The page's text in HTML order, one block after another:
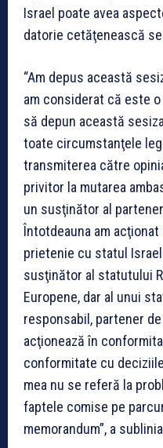
Israel poate avea
datorie cetăţenească
“Am depus această
am considerat că este
să depun această
toate circumstanţele
transmiterea către
privitor la mutarea
un susţinător al
Întotdeauna am
prietenie cu statul
susţinător al statutului
Europene, dar al unui
responsabil, partener
acţionează în
conformitate cu
mea nu se referă la
faptele comise pe
memorandum”, a